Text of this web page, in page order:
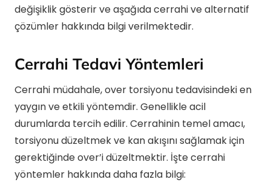
değişiklik gösterir ve aşağıda cerrahi ve alternatif
çözümler hakkında bilgi verilmektedir.
Cerrahi Tedavi Yöntemleri
Cerrahi müdahale, over torsiyonu tedavisindeki en
yaygın ve etkili yöntemdir. Genellikle acil
durumlarda tercih edilir. Cerrahinin temel amacı,
torsiyonu düzeltmek ve kan akışını sağlamak için
gerektiğinde over’i düzeltmektir. İşte cerrahi
yöntemler hakkında daha fazla bilgi: